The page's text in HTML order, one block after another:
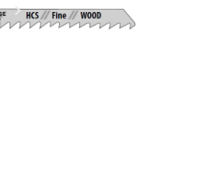
Następny
keyboard_arrow_right